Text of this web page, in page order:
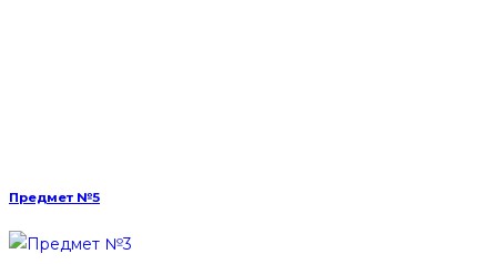
Предмет №5